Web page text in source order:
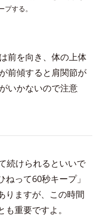
する。
前を向き、体の上体
前傾すると肩関節が
いかないので注意
続けられるといいで
って60秒キープ」
りますが、この時間
重要ですよ。